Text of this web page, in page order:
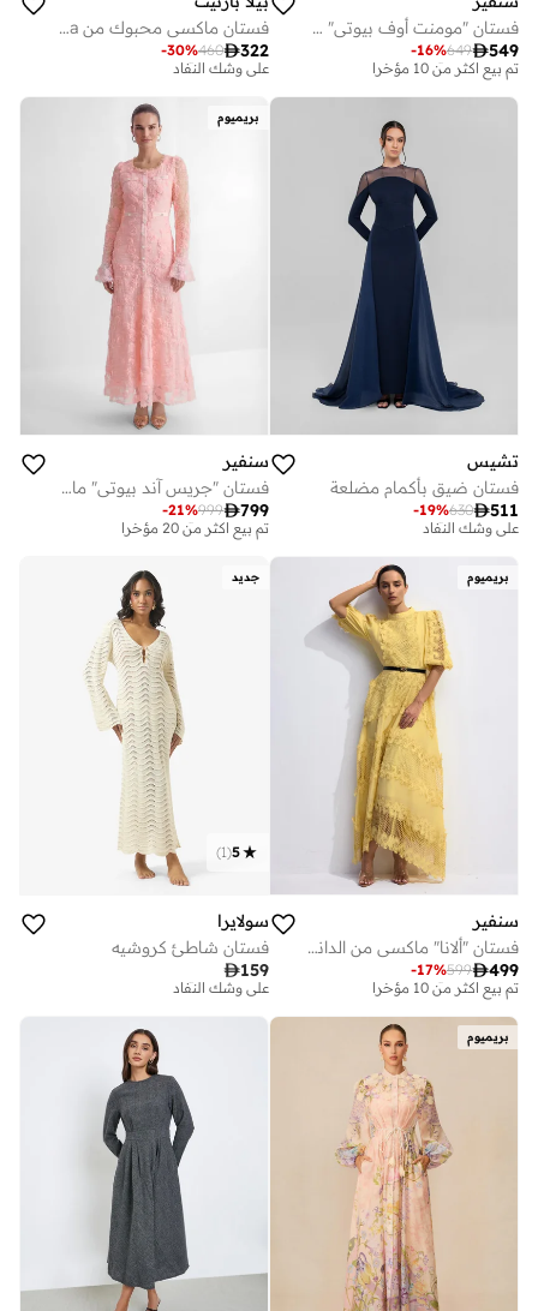
فستان "مومنت أوف بيوتي" ماكسي باللون الأزرق بطبعة الزهور
549
649
-16%
توصيل مجاني
توصيل مجاني
فستان ماكسي محبوك من Tryphosa، بتصميم أنيق ومحدد للقوام، وأكمام طويلة مع كسرات
322
460
-30%
توصيل مجاني
على وشك النفاد
تشيس
فستان ضيق بأكمام مضلعة
511
630
-19%
توصيل مجاني
على وشك النفاد
بريميوم
سنفير
فستان "جريس آند بيوتي" ماكسي باللون الوردي مزين بتطبيقات الورد
799
999
-21%
توصيل مجاني
تم بيع أكثر من 20 مؤخرا
بريميوم
سنفير
فستان "ألانا" ماكسي من الدانتيل المطرز بأكمام منتفخة
499
599
-17%
توصيل مجاني
توصيل مجاني
تم بيع أكثر من 10 مؤخرا
جديد
5
(
1
)
سولايرا
فستان شاطئ كروشيه
159
توصيل مجاني
بريميوم